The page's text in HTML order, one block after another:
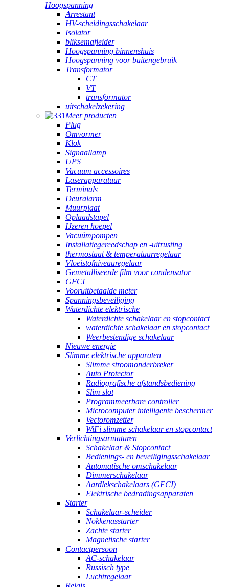
Hoogspanning
Arrestant
HV-scheidingsschakelaar
Isolator
bliksemafleider
Hoogspanning binnenshuis
Hoogspanning voor buitengebruik
Transformator
CT
VT
transformator
uitschakelzekering
Meer producten
Plug
Omvormer
Klok
Signaallamp
UPS
Vacuum accessoires
Laserapparatuur
Terminals
Deuralarm
Muurplaat
Oplaadstapel
IJzeren hoepel
Vacuümpompen
Installatiegereedschap en -uitrusting
thermostaat & temperatuurregelaar
Vloeistofniveauregelaar
Gemetalliseerde film voor condensator
GFCI
Vooruitbetaalde meter
Spanningsbeveiliging
Waterdichte elektrische
Waterdichte schakelaar en stopcontact
waterdichte schakelaar en stopcontact
Weerbestendige schakelaar
Nieuwe energie
Slimme elektrische apparaten
Slimme stroomonderbreker
Auto Protector
Radiografische afstandsbediening
Slim slot
Programmeerbare controller
Microcomputer intelligente beschermer
Vectoromzetter
WiFi slimme schakelaar en stopcontact
Verlichtingsarmaturen
Schakelaar & Stopcontact
Bedienings- en beveiligingsschakelaar
Automatische omschakelaar
Dimmerschakelaar
Aardlekschakelaars (GFCI)
Elektrische bedradingsapparaten
Starter
Schakelaar-scheider
Nokkenasstarter
Zachte starter
Magnetische starter
Contactpersoon
AC-schakelaar
Russisch type
Luchtregelaar